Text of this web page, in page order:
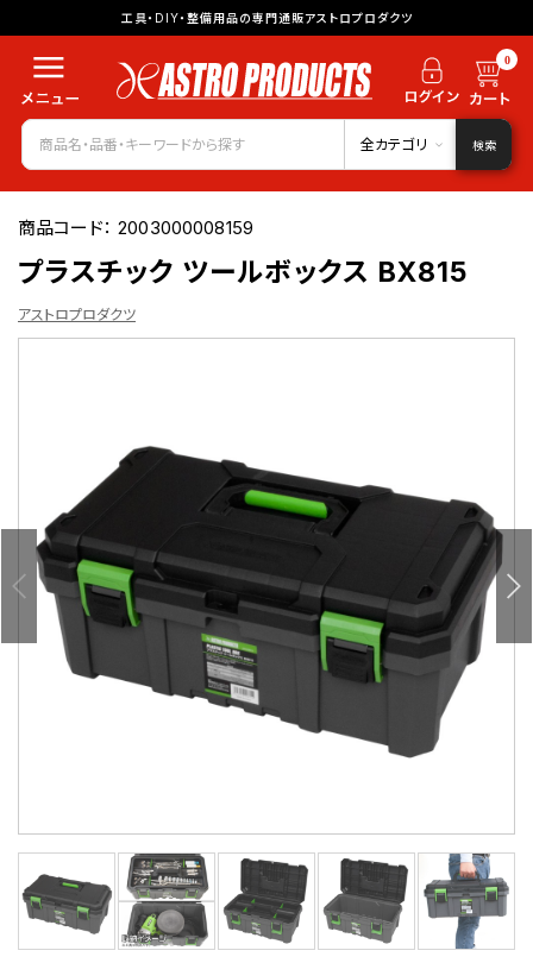
工具・DIY・整備用品の専門通販アストロプロダクツ
0
全カテゴリ 検索
商品コード：2003000008159
プラスチック ツールボックス BX815
アストロプロダクツ